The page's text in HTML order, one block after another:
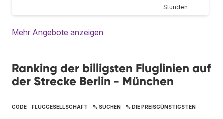
Stunden
Mehr Angebote anzeigen
Ranking der billigsten Fluglinien auf
der Strecke Berlin - München
CODE FLUGGESELLSCHAFT % SUCHEN % DIE PREISGÜNSTIGSTEN